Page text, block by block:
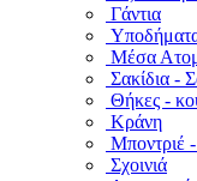
Γάντια
Μέσα
Σακίδια -
Θήκες -
Κράνη
Μποντριέ
Σχοινιά